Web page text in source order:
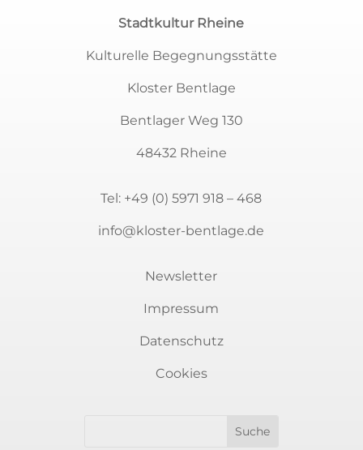
Stadtkultur Rheine
Kulturelle Begegnungsstätte
Kloster Bentlage
Bentlager Weg 130
48432 Rheine
Tel: +49 (0) 5971 918 – 468
info@kloster-bentlage.de
Newsletter
Impressum
Datenschutz
Cookies
Sie möchten auf dem Laufenden bleiben?
melden Sie sich für unseren Newsletter an.